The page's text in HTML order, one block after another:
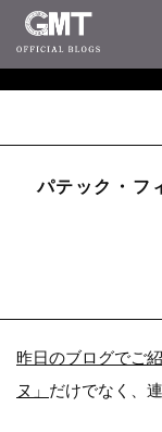
パテック・フ
昨日のブログでご
ヌ」 だけでなく、